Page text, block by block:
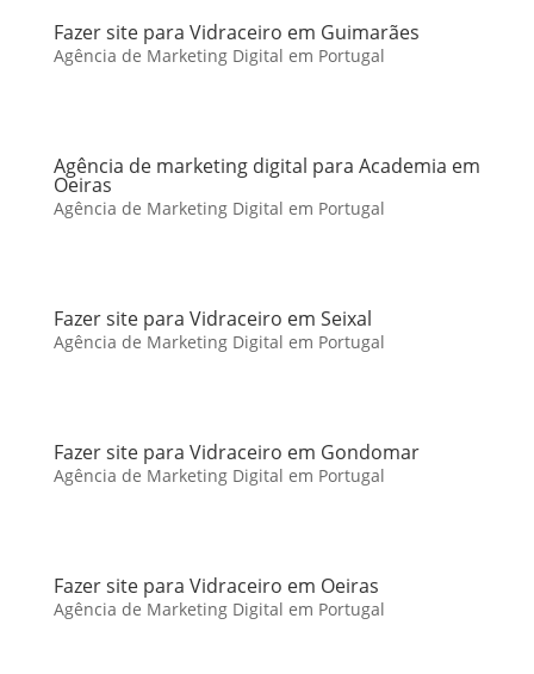
Fazer site para Vidraceiro em Guimarães
Agência de Marketing Digital em Portugal
Agência de marketing digital para Academia em
Oeiras
Agência de Marketing Digital em Portugal
Fazer site para Vidraceiro em Seixal
Agência de Marketing Digital em Portugal
Fazer site para Vidraceiro em Gondomar
Agência de Marketing Digital em Portugal
Fazer site para Vidraceiro em Oeiras
Agência de Marketing Digital em Portugal